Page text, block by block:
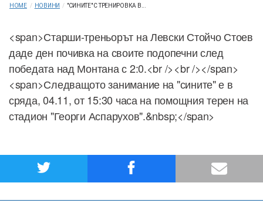
HOME / НОВИНИ / "СИНИТЕ" С ТРЕНИРОВКА В...
<span>Старши-треньорът на Левски Стойчо Стоев
даде ден почивка на своите подопечни след
победата над Монтана с 2:0.<br /><br /></span>
<span>Следващото занимание на "сините" е в
сряда, 04.11, от 15:30 часа на помощния терен на
стадион "Георги Аспарухов".&nbsp;</span>